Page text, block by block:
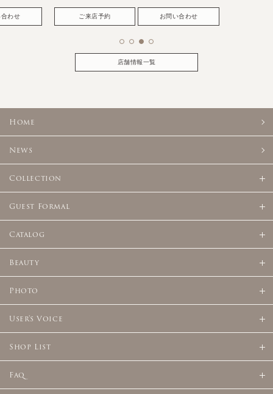
わせ ご来店予約 お問い合わせ
店舗情報一覧
Home
News
Collection
Guest Formal
Catalog
Beauty
Photo
User's Voice
Shop List
Faq